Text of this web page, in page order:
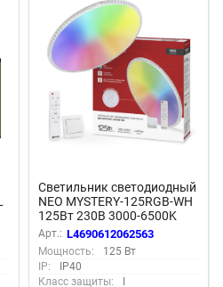
Светильник светодиодный
NEO MYSTERY-125RGB-WH
125Вт 230В 3000-6500K
10000Лм 465x60мм ДУ
белый IN HOME
Арт.: L4690612062563
Мощность:
125 Вт
IP:
IP40
Класс защиты: